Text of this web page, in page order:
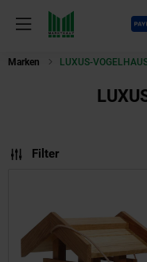
Menü
Marken LUXUS-
Filter